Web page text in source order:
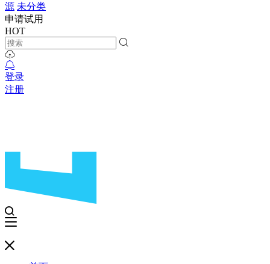
源 未分类
申请试用
HOT
登录
注册